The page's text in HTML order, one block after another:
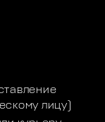
лицу)